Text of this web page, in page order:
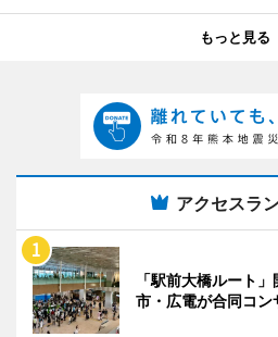
もっと見る
アクセスラ
「駅前大橋ルート
市・広電が合同コン